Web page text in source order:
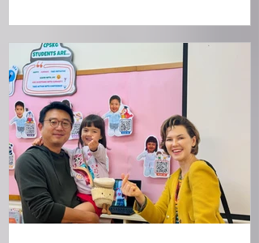
for children is a top priority for many
families. The Creative Schools Continuum
—comprising Creative Secondary School
(CSS), Creative Primary School (CPS), and
Creative Primary School’s Kindergarten
(CPSKG)—has long utilized a collaborative
"Three-School Connection" model to
provide students with a coherent learning
journe